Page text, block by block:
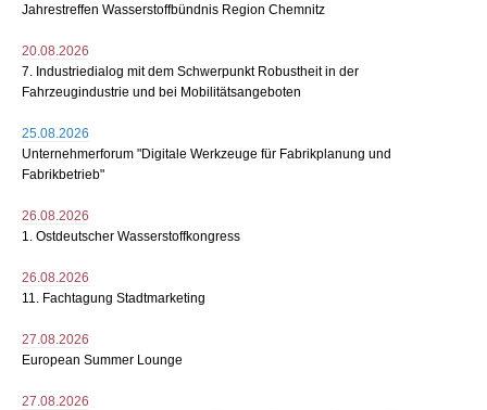
Jahrestreffen Wasserstoffbündnis Region Chemnitz
20.08.2026
7. Industriedialog mit dem Schwerpunkt Robustheit in der
Fahrzeugindustrie und bei Mobilitätsangeboten
25.08.2026
Unternehmerforum "Digitale Werkzeuge für Fabrikplanung und
Fabrikbetrieb"
26.08.2026
1. Ostdeutscher Wasserstoffkongress
26.08.2026
11. Fachtagung Stadtmarketing
27.08.2026
European Summer Lounge
27.08.2026